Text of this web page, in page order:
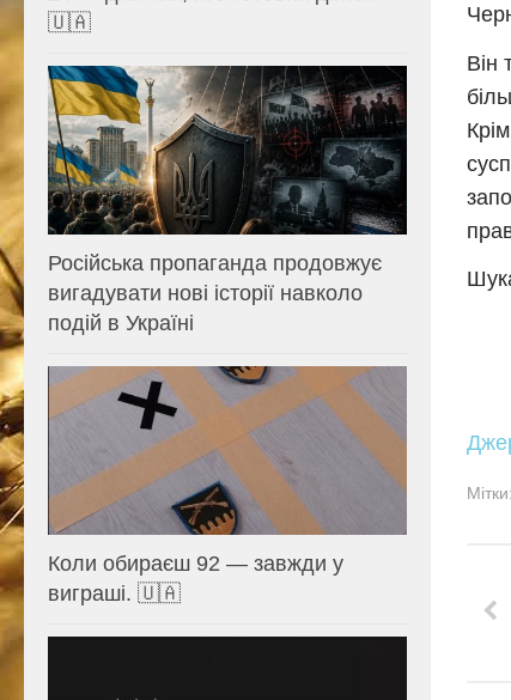
Він
Мітки:
🇺🇦
Російська пропаганда продовжує
вигадувати нові історії навколо
подій в Україні
Коли обираєш 92 — завжди у
виграші. 🇺🇦